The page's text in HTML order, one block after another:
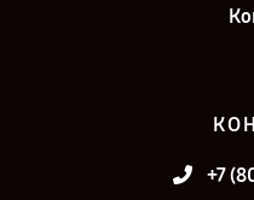
+7